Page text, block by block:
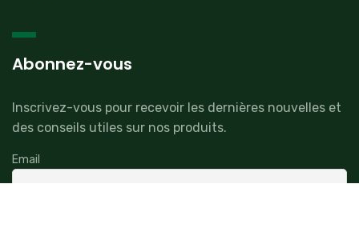
Abonnez-vous
Inscrivez-vous pour recevoir les dernières nouvelles et
des conseils utiles sur nos produits.
Email